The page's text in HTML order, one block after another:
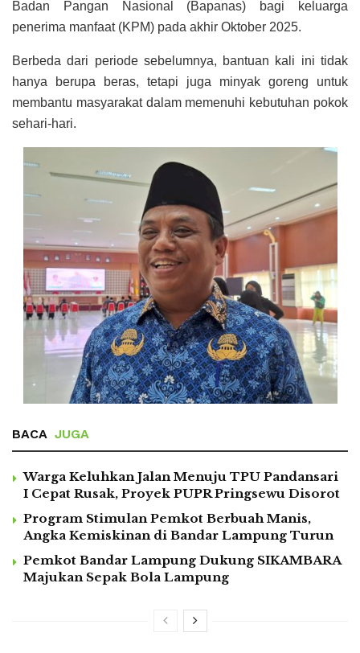
Badan Pangan Nasional (Bapanas) bagi keluarga
penerima manfaat (KPM) pada akhir Oktober 2025.
Berbeda dari periode sebelumnya, bantuan kali ini tidak
hanya berupa beras, tetapi juga minyak goreng untuk
membantu masyarakat dalam memenuhi kebutuhan pokok
sehari-hari.
BACA JUGA
Warga Keluhkan Jalan Menuju TPU Pandansari
I Cepat Rusak, Proyek PUPR Pringsewu Disorot
Program Stimulan Pemkot Berbuah Manis,
Angka Kemiskinan di Bandar Lampung Turun
Pemkot Bandar Lampung Dukung SIKAMBARA
Majukan Sepak Bola Lampung